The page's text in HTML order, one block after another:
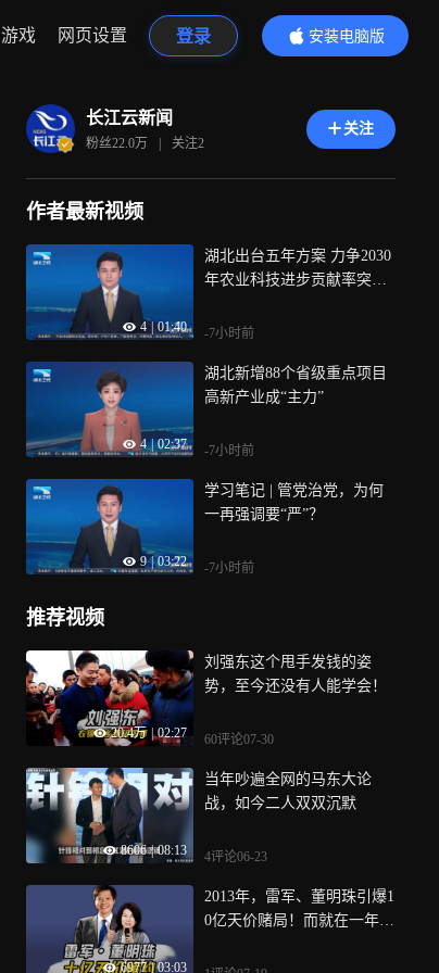
游戏 网页设置 登录
安装电脑版
内容更精彩
长江云新闻
粉丝22.0万 | 关注2
关注
作者最新视频
4 01:40
湖北出台五年方案 力争2030
年农业科技进步贡献率突破7
-7小时前
4 | 02:37
湖北新增88个省级重点项目
高新产业成“主力”
-7小时前
9 | 03:22
学习笔记 | 管党治党，为何
一再强调要“严”？
-7小时前
推荐视频
20.4万 | 02:27
刘强东这个甩手发钱的姿
势，至今还没有人能学会！
60评论07-30
8606 | 08:13
当年吵遍全网的马东大论
战，如今二人双双沉默
4评论06-23
6977 | 03:03
2013年，雷军、董明珠引爆1
0亿天价赌局！而就在一年
赌约...